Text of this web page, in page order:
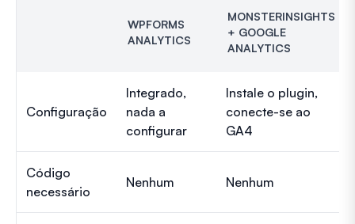
WPFORMS
ANALYTICS
MONSTERINSIGHTS
+ GOOGLE
ANALYTICS
Configuração
Integrado,
nada a
configurar
Instale o plugin,
conecte-se ao
GA4
Código
necessário
Nenhum Nenhum